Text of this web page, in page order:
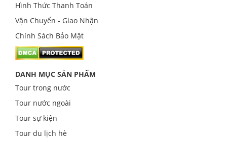
Hình Thức Thanh Toán
Vận Chuyển - Giao Nhận
Chính Sách Bảo Mật
DANH MỤC SẢN PHẨM
Tour trong nước
Tour nước ngoài
Tour sự kiện
Tour du lịch hè